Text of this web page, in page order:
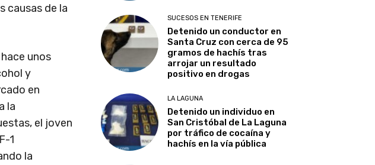
causas de la
unos
y
en
la
el joven
1
la
SUCESOS EN TENERIFE
Detenido un conductor en
Santa Cruz con cerca de 95
gramos de hachís tras
arrojar un resultado
positivo en drogas
LA LAGUNA
Detenido un individuo en
San Cristóbal de La Laguna
por tráfico de cocaína y
hachís en la vía pública